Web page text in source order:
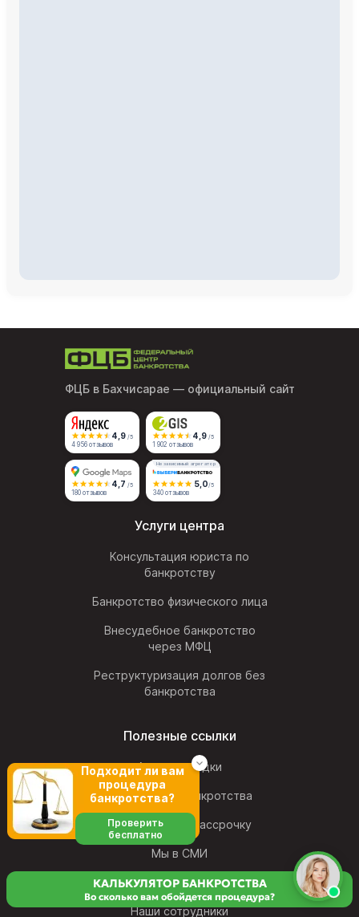
ФЦБ в Бахчисарае — официальный сайт
4,9 /5
4 956 отзывов
4,9 /5
1 902 отзывов
4,7 /5
180 отзывов
Независимый агрегатор
5,0/5
340 отзывов
Услуги центра
Консультация юриста по
банкротству
Банкротство физического лица
Внесудебное банкротство
через МФЦ
Реструктуризация долгов без
банкротства
Полезные ссылки
Акции и скидки
Калькулятор банкротства
Банкротство в рассрочку
Мы в СМИ
Блог компании ФЦБ
Наши сотрудники
КАЛЬКУЛЯТОР БАНКРОТСТВА
Во сколько вам обойдется процедура?
Подходит ли вам
процедура
банкротства?
Проверить
бесплатно